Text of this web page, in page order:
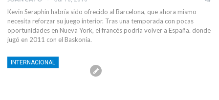
Kevin Seraphin habría sido ofrecido al Barcelona, que ahora mismo
necesita reforzar su juego interior. Tras una temporada con pocas
oportunidades en Nueva York, el francés podría volver a España. donde
jugó en 2011 con el Baskonia.
INTERNACIONAL